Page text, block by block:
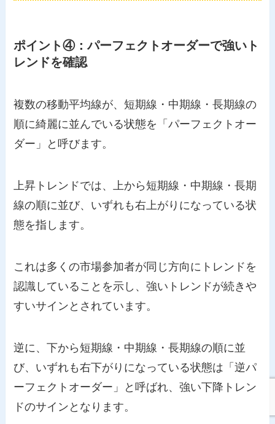
ポイント④：パーフェクトオーダーで強いト
レンドを確認
複数の移動平均線が、短期線・中期線・長期線の
順に綺麗に並んでいる状態を「パーフェクトオー
ダー」と呼びます。
上昇トレンドでは、上から短期線・中期線・長期
線の順に並び、いずれも右上がりになっている状
態を指します。
これは多くの市場参加者が同じ方向にトレンドを
認識していることを示し、強いトレンドが続きや
すいサインとされています。
逆に、下から短期線・中期線・長期線の順に並
び、いずれも右下がりになっている状態は「逆パ
ーフェクトオーダー」と呼ばれ、強い下降トレン
ドのサインとなります。